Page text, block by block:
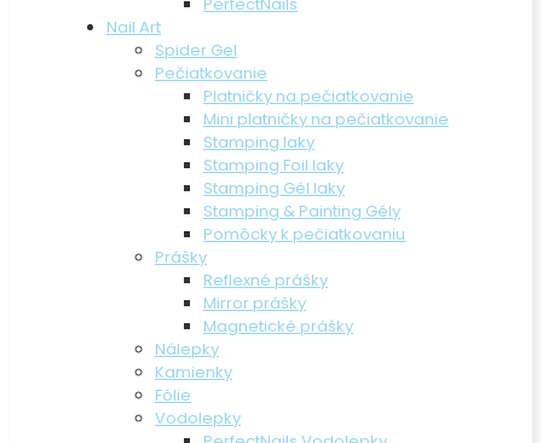
Nail Art
Spider Gel
Pečiatkovanie
Platničky na pečiatkovanie
Mini platničky na pečiatkovanie
Stamping laky
Stamping Foil laky
Stamping Gél laky
Stamping & Painting Gély
Pomôcky k pečiatkovaniu
Prášky
Reflexné prášky
Mirror prášky
Magnetické prášky
Nálepky
Kamienky
Fólie
Vodolepky